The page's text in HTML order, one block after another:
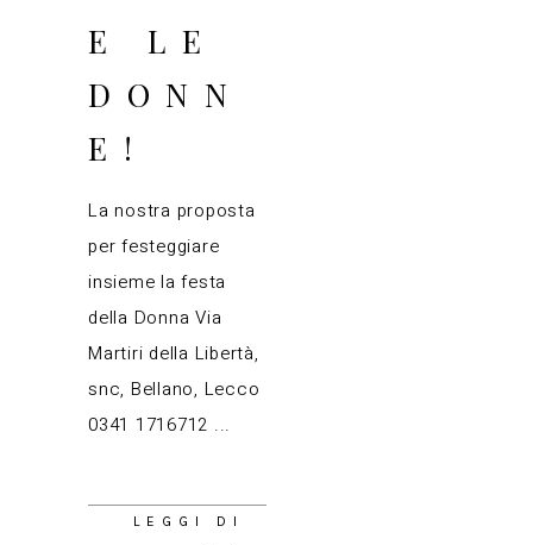
E LE
DONN
E!
La nostra proposta
per festeggiare
insieme la festa
della Donna Via
Martiri della Libertà,
snc, Bellano, Lecco
0341 1716712
LEGGI DI